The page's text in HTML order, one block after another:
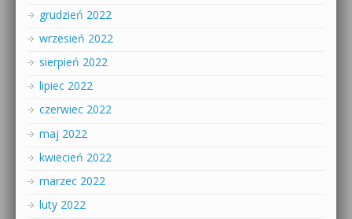
grudzień 2022
wrzesień 2022
sierpień 2022
lipiec 2022
czerwiec 2022
maj 2022
kwiecień 2022
marzec 2022
luty 2022